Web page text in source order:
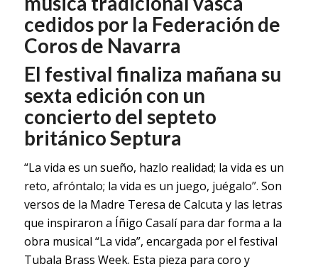
cedidos por la Federación de
Coros de Navarra
El festival finaliza mañana su
sexta edición con un
concierto del septeto
británico Septura
“La vida es un sueño, hazlo realidad; la vida es un
reto, afróntalo; la vida es un juego, juégalo”. Son
versos de la Madre Teresa de Calcuta y las letras
que inspiraron a Íñigo Casalí para dar forma a la
obra musical “La vida”, encargada por el festival
Tubala Brass Week. Esta pieza para coro y